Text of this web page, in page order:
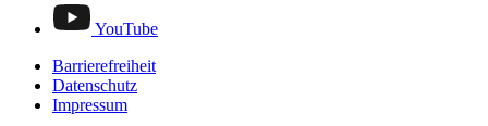
YouTube
Barrierefreiheit
Datenschutz
Impressum